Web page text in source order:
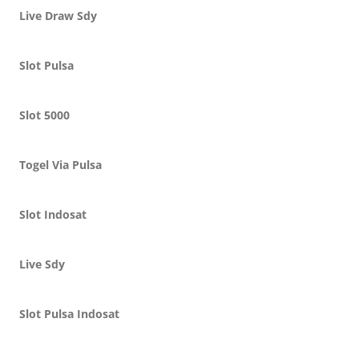
Live Draw Sdy
Slot Pulsa
Slot 5000
Togel Via Pulsa
Slot Indosat
Live Sdy
Slot Pulsa Indosat